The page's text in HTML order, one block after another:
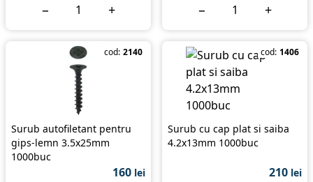
− + − +
cod: 2140
Surub autofiletant pentru
gips-lemn 3.5x25mm
1000buc
160 lei
cod: 1406
Surub cu cap plat si saiba
4.2x13mm 1000buc
210 lei